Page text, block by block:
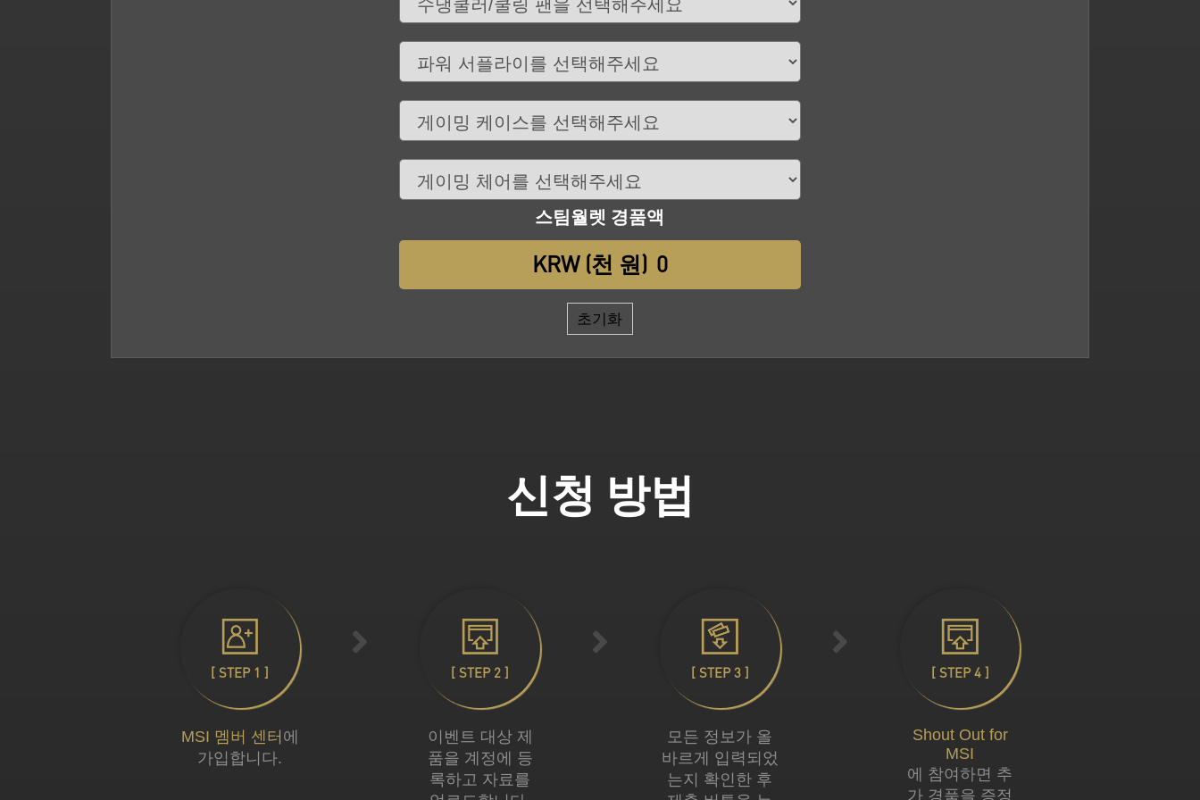
스팀월렛 경품액
​ ​
KRW (천 원) 0
초기화
신청 방법
[ STEP 1 ]
MSI 멤버 센터 에
가입합니다.
[ STEP 2 ]
이벤트 대상 제
품을 계정에 등
록하고 자료를
[ STEP 3 ]
모든 정보가 올
바르게 입력되었
는지 확인한 후
[ STEP 4 ]
Shout Out for
MSI
에 참여하면 추
가 경품을 증정